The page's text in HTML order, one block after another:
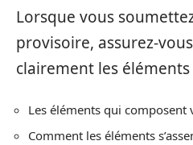
Lorsque vous
provisoire, assurez-
clairement les
Les éléments qui composent
Comment les éléments